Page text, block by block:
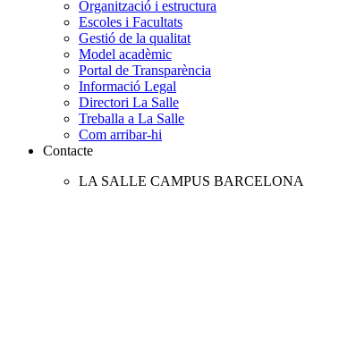
Organització i estructura
Escoles i Facultats
Gestió de la qualitat
Model acadèmic
Portal de Transparència
Informació Legal
Directori La Salle
Treballa a La Salle
Com arribar-hi
Contacte
LA SALLE CAMPUS BARCELONA